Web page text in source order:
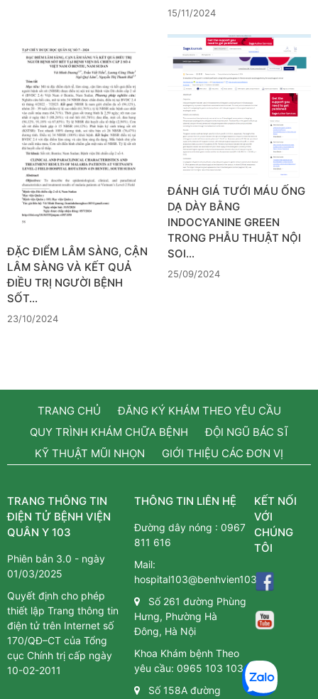
15/11/2024
ĐẶC ĐIỂM LÂM SÀNG, CẬN
LÂM SÀNG VÀ KẾT QUẢ
ĐIỀU TRỊ NGƯỜI BỆNH
SỐT…
23/10/2024
ĐÁNH GIÁ TƯỚI MÁU ỐNG
DẠ DÀY BẰNG
INDOCYANINE GREEN
TRONG PHẪU THUẬT NỘI
SOI…
25/09/2024
TRANG CHỦ
ĐĂNG KÝ KHÁM THEO YÊU CẦU
QUY TRÌNH KHÁM CHỮA BỆNH
ĐỘI NGŨ BÁC SĨ
KỸ THUẬT MŨI NHỌN
GIỚI THIỆU CÁC ĐƠN VỊ
TRANG THÔNG TIN
ĐIỆN TỬ BỆNH VIỆN
QUÂN Y 103
Phiên bản 3.0 - ngày
01/03/2025
Quyết định cho phép
thiết lập Trang thông tin
điện tử trên Internet số
170/QĐ–CT của Tổng
cục Chính trị cấp ngày
10-02-2011
THÔNG TIN LIÊN HỆ
Đường dây nóng :0967
811 616
Mail:
hospital103@benhvien103.vn
Số 261 đường Phùng
Hưng, Phường Hà
Đông, Hà Nội
Khoa Khám bệnh Theo
yêu cầu:0965 103 103
Số 158A đường
KẾT NỐI
VỚI
CHÚNG
TÔI